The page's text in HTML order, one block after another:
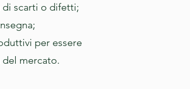
di scarti o difetti;
per essere
mercato.